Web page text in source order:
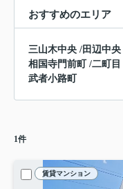
おすすめのエリア
三山木中央 /田辺中央
相国寺門前町
/二町目
武者小路町
1件
賃貸マンション